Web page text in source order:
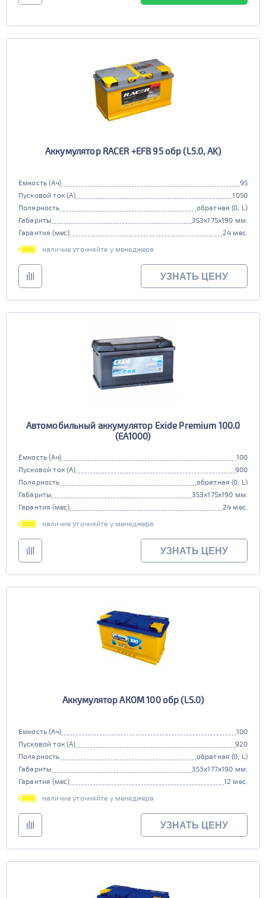
Аккумулятор RACER +EFB 95 обр (L5.0, AK)
Емкость (Ач)
95
Пусковой ток (А)
1050
Полярность
обратная (0, L)
Габариты
353x175x190 мм.
Гарантия (мес)
24 мес.
наличие уточняйте у менеджера
УЗНАТЬ ЦЕНУ
Автомобильный аккумулятор Exide Premium 100.0
(EA1000)
Емкость (Ач)
100
Пусковой ток (А)
900
Полярность
обратная (0, L)
Габариты
353x175x190 мм.
Гарантия (мес)
24 мес.
наличие уточняйте у менеджера
УЗНАТЬ ЦЕНУ
Аккумулятор АКОМ 100 обр (L5.0)
Емкость (Ач)
100
Пусковой ток (А)
920
Полярность
обратная (0, L)
Габариты
353x177x190 мм.
Гарантия (мес)
12 мес.
наличие уточняйте у менеджера
УЗНАТЬ ЦЕНУ